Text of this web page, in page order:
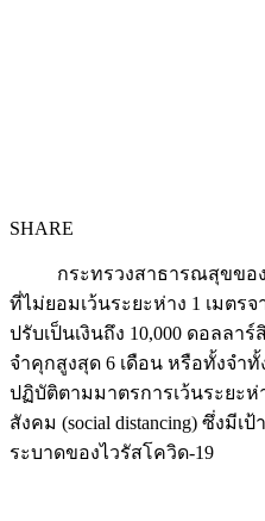
SHARE
กระทรวงสาธารณสุขของ
ที่ไม่ยอมเว้นระยะห่าง 1 เมตร
ปรับเป็นเงินถึง 10,000 ดอลลา
จำคุกสูงสุด 6 เดือน หรือทั้งจำ
ปฏิบัติตามมาตรการเว้นระยะห่
สังคม (social distancing) ซึ่งมี
ระบาดของไวรัสโควิด-19